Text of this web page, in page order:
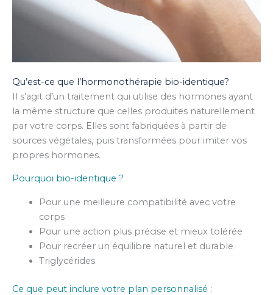
Qu’est-ce que l’hormonothérapie bio-identique?​
Il s’agit d’un traitement qui utilise des hormones ayant
la même structure que celles produites naturellement
par votre corps. Elles sont fabriquées à partir de
sources végétales, puis transformées pour imiter vos
propres hormones.
Pourquoi bio-identique ?
Pour une meilleure compatibilité avec votre
corps
Pour une action plus précise et mieux tolérée
Pour recréer un équilibre naturel et durable
Triglycérides
Ce que peut inclure votre plan personnalisé :